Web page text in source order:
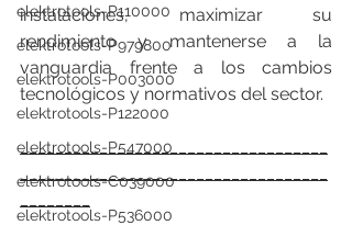
elektrotools-P110000
elektrotools-P979800
elektrotools-P003000
elektrotools-P122000
elektrotools-P547000
elektrotools-C039000
elektrotools-P536000
instalaciones, maximizar su
rendimiento y mantenerse a la
vanguardia frente a los cambios
tecnológicos y normativos del sector.
___________________________________
___________________________________